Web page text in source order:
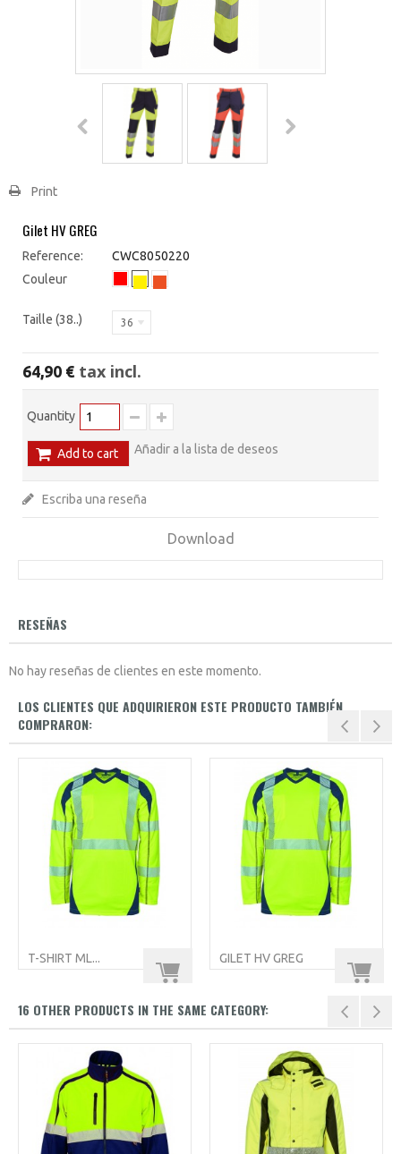
Print
Gilet HV GREG
Reference:
CWC8050220
Couleur
Taille (38..) 36
64,90 € tax incl.
Quantity
Add to cart Añadir a la lista de deseos
Escriba una reseña
Download
RESEÑAS
No hay reseñas de clientes en este momento.
LOS CLIENTES QUE ADQUIRIERON ESTE PRODUCTO TAMBIÉN
COMPRARON:
T-SHIRT ML... GILET HV GREG
16 OTHER PRODUCTS IN THE SAME CATEGORY: